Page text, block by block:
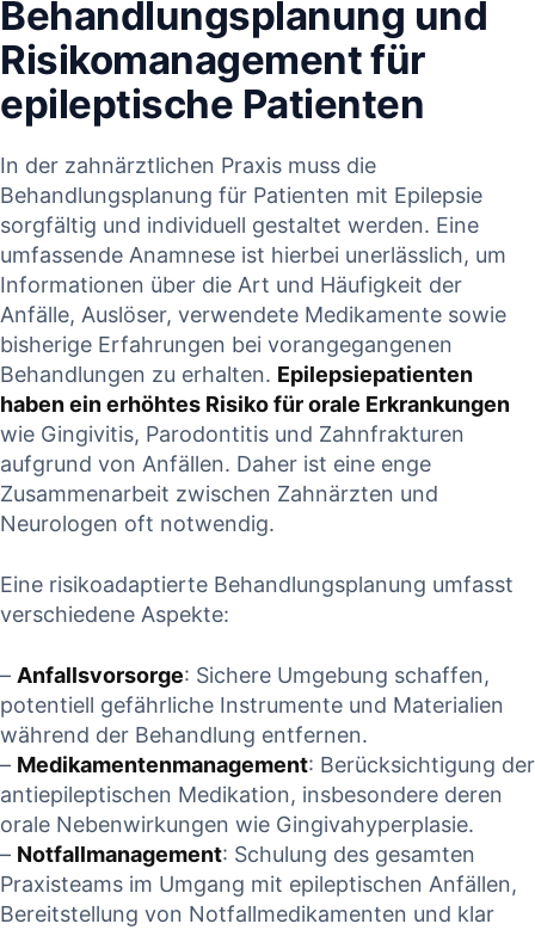
Behandlungsplanung und
‍Risikomanagement ⁣für‌
epileptische ​Patienten
In der zahnärztlichen Praxis muss die
‌Behandlungsplanung⁢ für Patienten mit Epilepsie
sorgfältig und individuell gestaltet ⁤werden. Eine
umfassende ​Anamnese ist‍ hierbei unerlässlich, um
Informationen über die⁣ Art ⁣und Häufigkeit der⁢
Anfälle, Auslöser, verwendete ‌Medikamente‌ sowie
bisherige Erfahrungen bei vorangegangenen
Behandlungen zu erhalten.​ Epilepsiepatienten
haben ein erhöhtes ⁣Risiko für ‍orale Erkrankungen
wie Gingivitis,‍ Parodontitis und Zahnfrakturen​
aufgrund‌ von Anfällen. Daher ist eine⁤ enge‌
Zusammenarbeit zwischen Zahnärzten und
Neurologen⁢ oft notwendig.
Eine risikoadaptierte ‍Behandlungsplanung umfasst
verschiedene Aspekte:
– Anfallsvorsorge: Sichere ‌Umgebung⁤ schaffen,
potentiell gefährliche Instrumente⁣ und Materialien
während der Behandlung entfernen.
– Medikamentenmanagement: ​Berücksichtigung der
antiepileptischen Medikation, insbesondere deren
orale​ Nebenwirkungen ‍wie Gingivahyperplasie.
– Notfallmanagement: Schulung des gesamten
Praxisteams⁣ im Umgang mit ⁢epileptischen Anfällen,
Bereitstellung von ​Notfallmedikamenten und klar